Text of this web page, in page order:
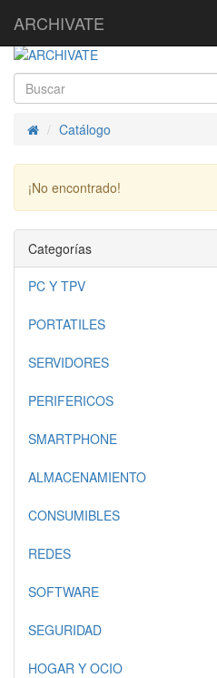
ARCHIVATE
InicioCatálogo
¡No encontrado!
Categorías
PC Y TPV
PORTATILES
SERVIDORES
PERIFERICOS
SMARTPHONE
ALMACENAMIENTO
CONSUMIBLES
REDES
SOFTWARE
SEGURIDAD
HOGAR Y OCIO